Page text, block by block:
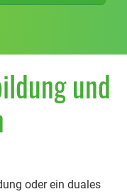
und
oder ein duales